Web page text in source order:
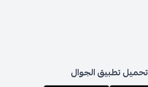
تحميل تطبيق الجوال